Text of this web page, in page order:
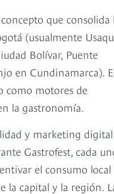
que consolida
(usualmente
Bolívar, Puente
en Cundinamarca).
como motores de
la gastronomía.
y marketing
Gastrofest, cada
el consumo local
la capital y la región.